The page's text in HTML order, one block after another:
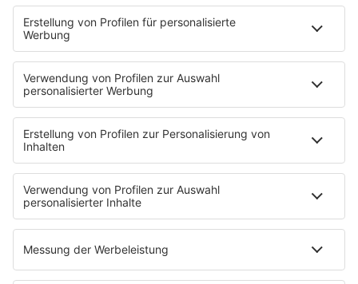
Küsten-Köppe mit Frank Bremser
Blaulicht. Der Helfer-Podcast
Neues von der Märchenküste
Störche-Schnack. Der Holstein Kiel-Podcast
Politik verstehen... Der R.SH-Podcast mit Carsten Kock!
Jahrhundertgeschichten
Die R.SH Gemeindesongs
Der R.SH Telefonschreck
Familienfuchs: Der Erziehungspodcast
Schlank und Gesund mit Patric Heizmann
Brave & One: Der Beziehungs-Podcast
ShoreTime: Der Küstenschnack
Der Barbara Schöneberger-Podcast: Mit den Waffeln
einer Frau